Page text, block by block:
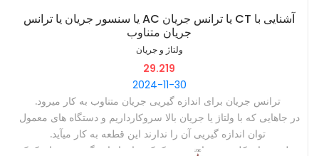
‫آشنایی با CT یا ترانس جریان AC یا سنسور جریان یا ترانس
جریان متناوب
ولتاژ و جریان
29.219
2024-11-30
‫در جاهایی که با ولتاژ یا جریان بالا سروکارداریم و دستگاه های معمول
‫مولتیمترهای کلمپی هم از همین تکنیک برای اندازه گیریی جریان کمک